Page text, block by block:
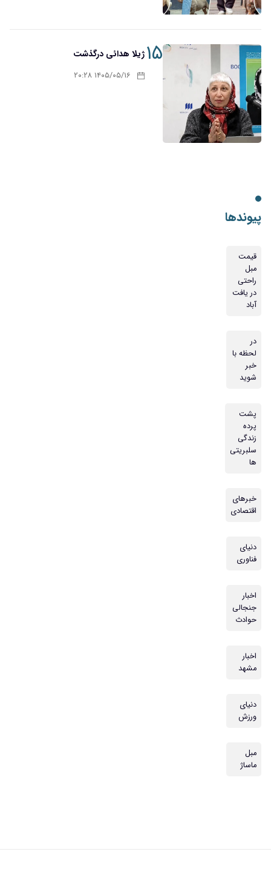
۱۵ژیلا هدائی درگذشت
۱۴۰۵/۰۵/۱۶ ۲۰:۲۸
پیوندها
قیمت
مبل
راحتی
در یافت
آباد
در
لحظه با
خبر
شوید
پشت
پرده
زندگی
سلبریتی
ها
خبرهای
اقتصادی
دنیای
فناوری
اخبار
جنجالی
حوادث
اخبار
مشهد
دنیای
ورزش
مبل
ماساژ